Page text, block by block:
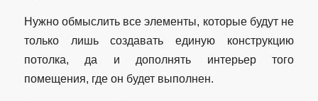
Нужно обмыслить все элементы, которые будут не
только лишь создавать единую конструкцию
потолка, да и дополнять интерьер того
помещения, где он будет выполнен.